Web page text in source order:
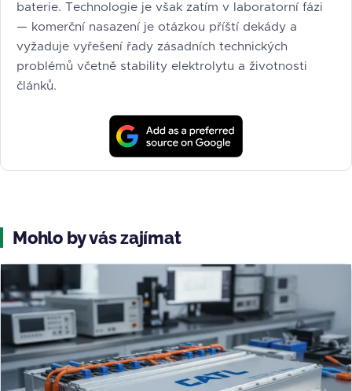
baterie. Technologie je však zatím v laboratorní fázi
— komerční nasazení je otázkou příští dekády a
vyžaduje vyřešení řady zásadních technických
problémů včetně stability elektrolytu a životnosti
článků.
Mohlo by vás zajímat